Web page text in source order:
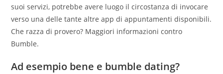
suoi servizi, potrebbe avere luogo il circostanza di invocare
verso una delle tante altre app di appuntamenti disponibili.
Che razza di provero? Maggiori informazioni contro
Bumble.
Ad esempio bene e bumble dating?